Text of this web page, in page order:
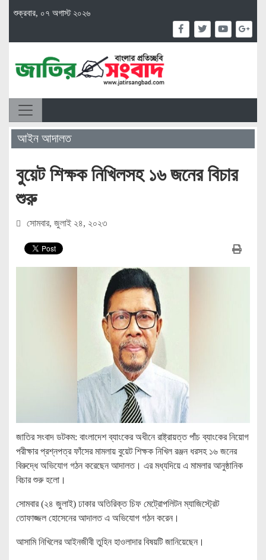
শুক্রবার, ০৭ অগাস্ট ২০২৬
আইন আদালত
বুয়েট শিক্ষক নিখিলসহ ১৬ জনের বিচার
শুরু
সোমবার, জুলাই ২৪, ২০২৩
জাতির সংবাদ ডটকম: বাংলাদেশ ব্যাংকের অধীনে রাষ্ট্রায়ত্ত পাঁচ ব্যাংকের নিয়োগ
পরীক্ষার প্রশ্নপত্র ফাঁসের মামলায় বুয়েট শিক্ষক নিখিল রঞ্জন ধরসহ ১৬ জনের
বিরুদ্ধে অভিযোগ গঠন করেছেন আদালত। এর মধ্যদিয়ে এ মামলার আনুষ্ঠানিক
বিচার শুরু হলো।
সোমবার (২৪ জুলাই) ঢাকার অতিরিক্ত চিফ মেট্রোপলিটন ম্যাজিস্ট্রেট
তোফাজ্জল হোসেনের আদালত এ অভিযোগ গঠন করেন।
আসামি নিখিলের আইনজীবী তুহিন হাওলাদার বিষয়টি জানিয়েছেন।